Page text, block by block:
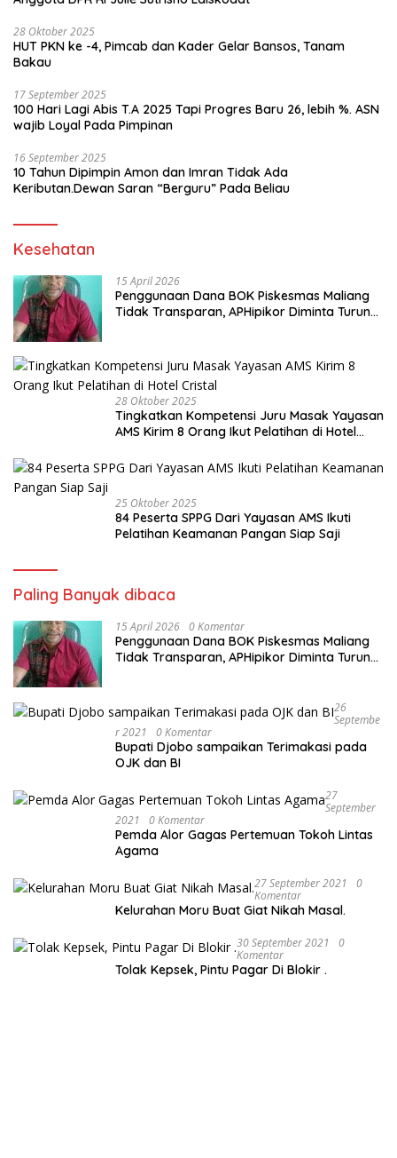
28 Oktober 2025
HUT PKN ke -4, Pimcab dan Kader Gelar Bansos, Tanam
Bakau
17 September 2025
100 Hari Lagi Abis T.A 2025 Tapi Progres Baru 26, lebih %. ASN
wajib Loyal Pada Pimpinan
16 September 2025
10 Tahun Dipimpin Amon dan Imran Tidak Ada
Keributan.Dewan Saran “Berguru” Pada Beliau
Kesehatan
15 April 2026
Penggunaan Dana BOK Piskesmas Maliang
Tidak Transparan, APHipikor Diminta Turun
28 Oktober 2025
Tingkatkan Kompetensi Juru Masak Yayasan
AMS Kirim 8 Orang Ikut Pelatihan di Hotel
25 Oktober 2025
84 Peserta SPPG Dari Yayasan AMS Ikuti
Pelatihan Keamanan Pangan Siap Saji
Paling Banyak dibaca
15 April 2026 0 Komentar
Penggunaan Dana BOK Piskesmas Maliang
Tidak Transparan, APHipikor Diminta Turun
26
Septembe
R 2021
0 Komentar
Bupati Djobo sampaikan Terimakasi pada
OJK dan BI
27
September
2021
0 Komentar
Pemda Alor Gagas Pertemuan Tokoh Lintas
Agama
27 September 2021
0
Komentar
Kelurahan Moru Buat Giat Nikah Masal.
30 September 2021
0
Komentar
Tolak Kepsek, Pintu Pagar Di Blokir .